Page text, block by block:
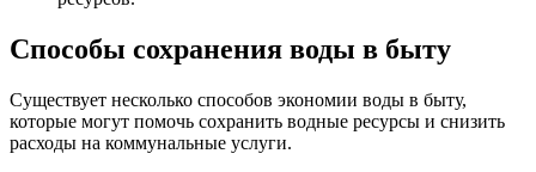
Способы сохранения воды в быту
Существует несколько способов экономии воды в быту,
которые могут помочь сохранить водные ресурсы и снизить
расходы на коммунальные услуги.